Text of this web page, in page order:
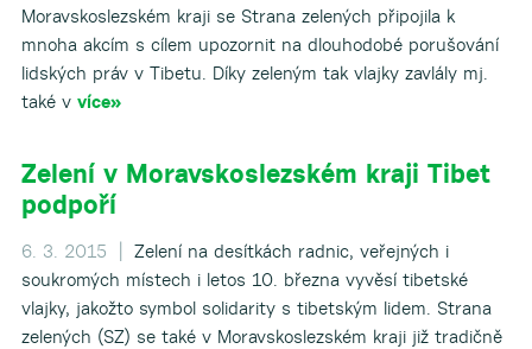
Moravskoslezském kraji se Strana zelených připojila k
mnoha akcím s cílem upozornit na dlouhodobé porušování
lidských práv v Tibetu. Díky zeleným tak vlajky zavlály mj.
také v více»
Zelení v Moravskoslezském kraji Tibet
podpoří
6. 3. 2015 |
Zelení na desítkách radnic, veřejných i
soukromých místech i letos 10. března vyvěsí tibetské
vlajky, jakožto symbol solidarity s tibetským lidem. Strana
zelených (SZ) se také v Moravskoslezském kraji již tradičně